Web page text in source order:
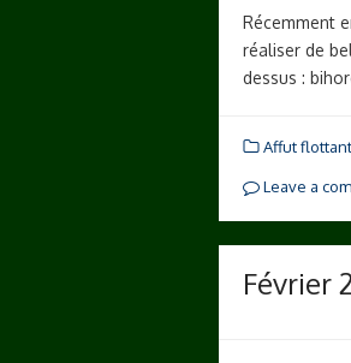
Récemment
réaliser de
dessus :
Affut flottant
Leave a
Février